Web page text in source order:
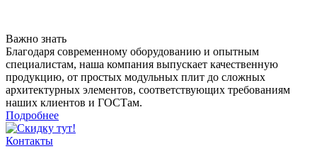
Важно знать
Благодаря современному оборудованию и опытным
специалистам, наша компания выпускает качественную
продукцию, от простых модульных плит до сложных
архитектурных элементов, соответствующих требованиям
наших клиентов и ГОСТам.
Подробнее
Контакты